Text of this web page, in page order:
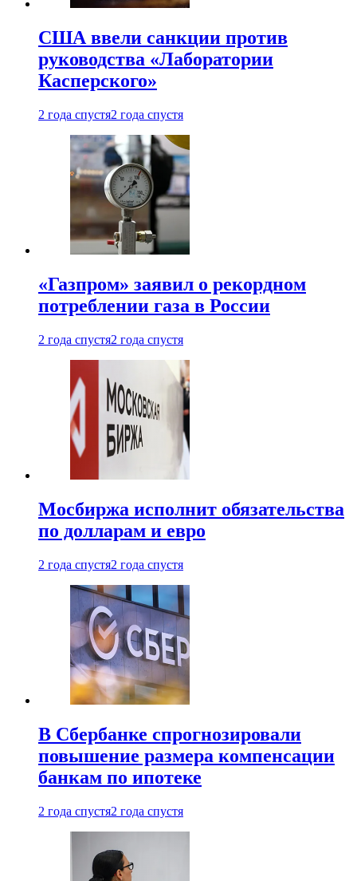
США ввели санкции против
руководства «Лаборатории
Касперского»
2 года спустя2 года спустя
«Газпром» заявил о рекордном
потреблении газа в России
2 года спустя2 года спустя
Мосбиржа исполнит обязательства
по долларам и евро
2 года спустя2 года спустя
В Сбербанке спрогнозировали
повышение размера компенсации
банкам по ипотеке
2 года спустя2 года спустя